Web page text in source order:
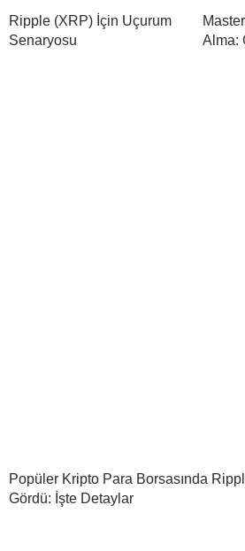
Ripple (XRP) İçin Uçurum
Senaryosu
Alma:
Popüler Kripto Para Borsasında
Gördü: İşte Detaylar